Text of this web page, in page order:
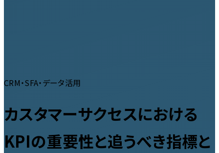
CRM・SFA・データ活用
カスタマーサクセスにおける
KPIの重要性と追うべき指標と